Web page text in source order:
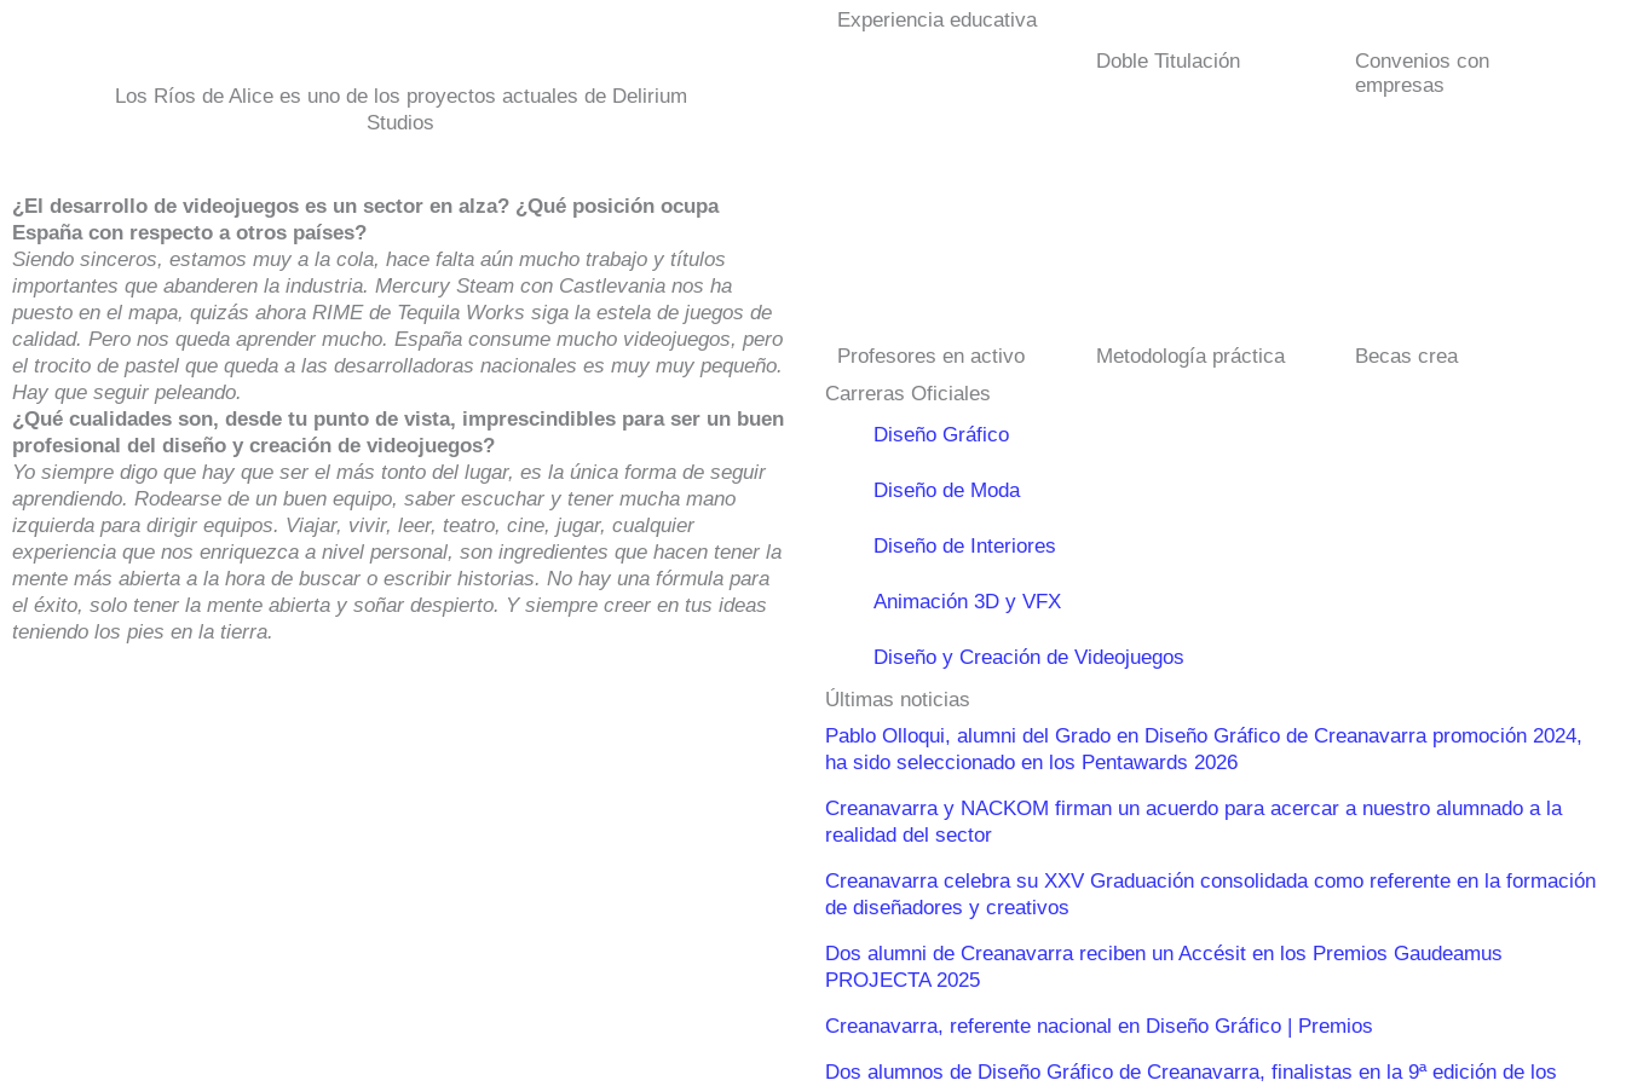
Los Ríos de Alice es uno de los proyectos actuales de Delirium
Studios
¿El desarrollo de videojuegos es un sector en alza? ¿Qué posición ocupa
España con respecto a otros países?
Siendo sinceros, estamos muy a la cola, hace falta aún mucho trabajo y títulos
importantes que abanderen la industria. Mercury Steam con Castlevania nos ha
puesto en el mapa, quizás ahora RIME de Tequila Works siga la estela de juegos de
calidad. Pero nos queda aprender mucho. España consume mucho videojuegos, pero
el trocito de pastel que queda a las desarrolladoras nacionales es muy muy pequeño.
Hay que seguir peleando.
¿Qué cualidades son, desde tu punto de vista, imprescindibles para ser un buen
profesional del diseño y creación de videojuegos?
Yo siempre digo que hay que ser el más tonto del lugar, es la única forma de seguir
aprendiendo. Rodearse de un buen equipo, saber escuchar y tener mucha mano
izquierda para dirigir equipos. Viajar, vivir, leer, teatro, cine, jugar, cualquier
experiencia que nos enriquezca a nivel personal, son ingredientes que hacen tener la
mente más abierta a la hora de buscar o escribir historias. No hay una fórmula para
el éxito, solo tener la mente abierta y soñar despierto. Y siempre creer en tus ideas
teniendo los pies en la tierra.
Experiencia educativa
Doble Titulación
Convenios con
empresas
Profesores en activo Metodología práctica
Becas crea
Carreras Oficiales
Diseño Gráfico
Diseño de Moda
Diseño de Interiores
Animación 3D y VFX
Diseño y Creación de Videojuegos
Últimas noticias
Pablo Olloqui, alumni del Grado en Diseño Gráfico de Creanavarra promoción 2024,
ha sido seleccionado en los Pentawards 2026
Creanavarra y NACKOM firman un acuerdo para acercar a nuestro alumnado a la
realidad del sector
Creanavarra celebra su XXV Graduación consolidada como referente en la formación
de diseñadores y creativos
Dos alumni de Creanavarra reciben un Accésit en los Premios Gaudeamus
PROJECTA 2025
Creanavarra, referente nacional en Diseño Gráfico | Premios
Dos alumnos de Diseño Gráfico de Creanavarra, finalistas en la 9ª edición de los